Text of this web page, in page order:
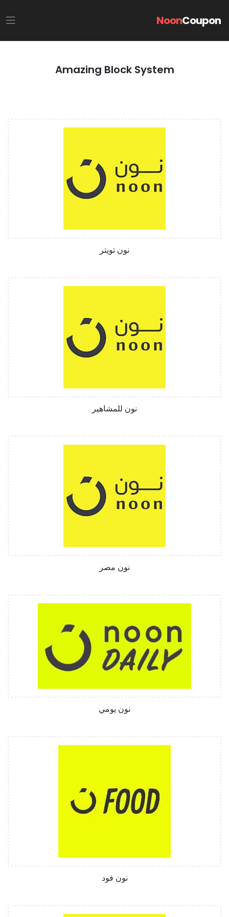
NoonCoupon
Amazing Block System
نون تويتر
نون للمشاهير
نون مصر
نون يومي
نون فود